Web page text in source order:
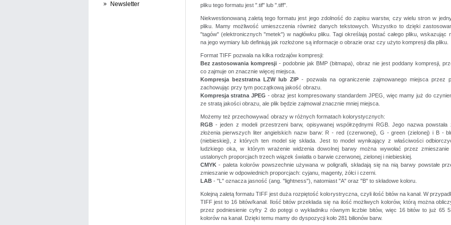
Newsletter pliku tego formatu jest ".tif" lub ".tiff".
Niekwestionowaną zaletą tego formatu jest jego zdolność do zapisu warstw, czy wielu stron w
pliku. Mamy możliwość umieszczenia również danych tekstowych. Wszystko to dzięki
"tagów" (elektronicznych "metek") w nagłówku pliku. Tagi określają postać całego pliku, wskazując
na jego wymiary lub definiują jak rozłożone są informacje o obrazie oraz czy użyto kompresji dla pliku.
Format TIFF pozwala na kilka rodzajów kompresji:
Bez zastosowania kompresji - podobnie jak BMP (bitmapa), obraz nie jest poddany kompresji,
co zajmuje on znacznie więcej miejsca.
Kompresja bezstratna LZW lub ZIP- pozwala na ograniczenie zajmowanego miejsca przez
zachowując przy tym początkową jakość obrazu.
Kompresja stratna JPEG - obraz jest kompresowany standardem JPEG, więc mamy już do
ze stratą jakości obrazu, ale plik będzie zajmował znacznie mniej miejsca.
Możemy też przechowywać obrazy w różnych formatach kolorystycznych:
RGB- jeden z modeli przestrzeni barw, opisywanej współrzędnymi RGB. Jego nazwa powstała
złożenia pierwszych liter angielskich nazw barw: R - red (czerwonej), G - green (zielonej) i B -
(niebieskiej), z których ten model się składa. Jest to model wynikający z właściwości
ludzkiego oka, w którym wrażenie widzenia dowolnej barwy można wywołać przez
ustalonych proporcjach trzech wiązek światła o barwie czerwonej, zielonej i niebieskiej.
CMYK- paleta kolorów powszechnie używana w poligrafii, składają się na nią barwy powstałe
zmieszanie w odpowiednich proporcjach: cyjanu, magenty, żółci i czerni.
LAB- "L" oznacza jasność (ang. "lightness"), natomiast "A" oraz "B" to składowe koloru.
Kolejną zaletą formatu TIFF jest duża rozpiętość kolorystryczna, czyli ilość bitów na kanał. W
TIFF jest to 16 bitów/kanał. Ilość bitów przekłada się na ilość możliwych kolorów, którą można
przez podniesienie cyfry 2 do potęgi o wykładniku równym liczbie bitów, więc 16 bitów to już 65
kolorów na kanał. Dzięki temu mamy do dyspozycji koło 281 bilionów barw.